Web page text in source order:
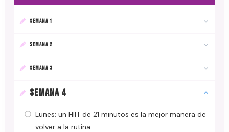
SEMANA 1
SEMANA 2
SEMANA 3
SEMANA 4
Lunes: un HIIT de 21 minutos es la mejor manera de
volver a la rutina